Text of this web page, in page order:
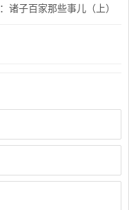
诸子百家那些事儿（上）